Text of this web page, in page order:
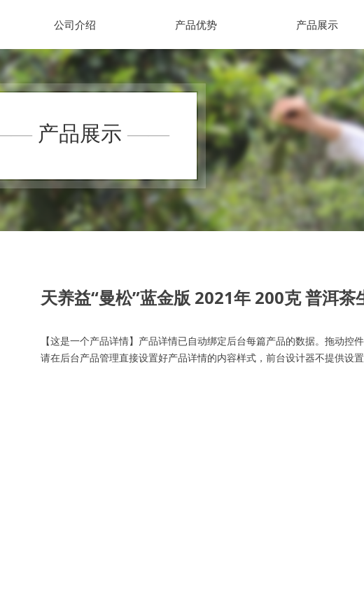
公司介绍 产品优势 产品展示
【这是一个产品详情】产品详情已自动绑定后台每篇产品的数据。拖动控
请在后台产品管理直接设置好产品详情的内容样式，前台设计器不提供设置
天养益“曼松”蓝金版 2021年 200克 普洱茶
产品展示 ——